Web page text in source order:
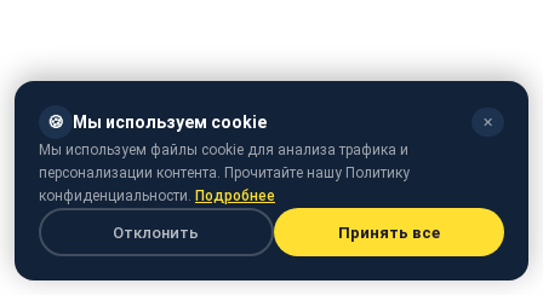
🍪 Мы используем cookie ✕
Мы используем файлы cookie для анализа трафика и
персонализации контента. Прочитайте нашу Политику
конфиденциальности. Подробнее
Отклонить Принять все